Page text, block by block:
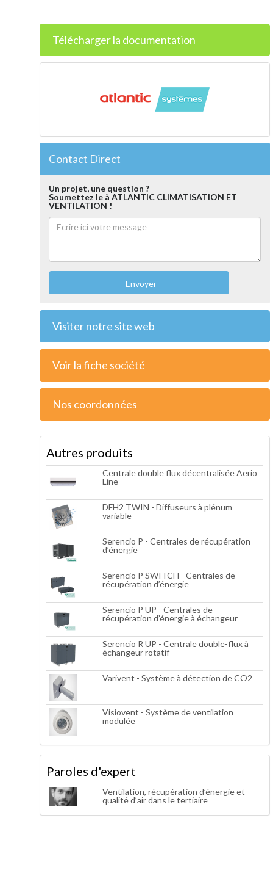
Télécharger la documentation
Contact Direct
Un projet, une question ?
Soumettez le à ATLANTIC CLIMATISATION ET
VENTILATION !
Envoyer
Visiter notre site web
Voir la fiche société
Nos coordonnées
Autres produits
Centrale double flux décentralisée Aerio
Line
DFH2 TWIN - Diffuseurs à plénum
variable
Serencio P - Centrales de récupération
d’énergie
Serencio P SWITCH - Centrales de
récupération d’énergie
Serencio P UP - Centrales de
récupération d’énergie à échangeur
Serencio R UP - Centrale double-flux à
échangeur rotatif
Varivent - Système à détection de CO2
Visiovent - Système de ventilation
modulée
Paroles d'expert
Ventilation, récupération d’énergie et
qualité d’air dans le tertiaire